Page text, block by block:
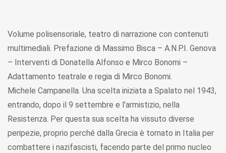
Volume polisensoriale, teatro di narrazione con contenuti
multimediali. Prefazione di Massimo Bisca – A.N.P.I. Genova
– Interventi di Donatella Alfonso e Mirco Bonomi –
Adattamento teatrale e regia di Mirco Bonomi.
Michele Campanella. Una scelta iniziata a Spalato nel 1943,
entrando, dopo il 9 settembre e l’armistizio, nella
Resistenza. Per questa sua scelta ha vissuto diverse
peripezie, proprio perché dalla Grecia è tornato in Italia per
combattere i nazifascisti, facendo parte del primo nucleo